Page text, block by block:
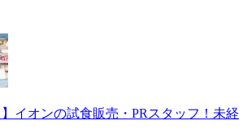
】イオンの試食販売・PRスタッフ！未経